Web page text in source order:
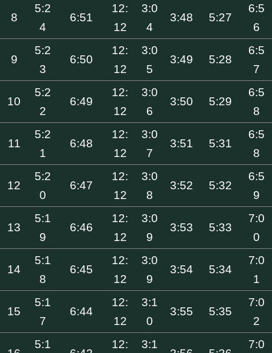
8
5:2
4
6:51
12:
12
3:0
4
3:48 5:27
6:5
6
9
5:2
3
6:50
12:
12
3:0
5
3:49 5:28
6:5
7
10
5:2
2
6:49
12:
12
3:0
6
3:50 5:29
6:5
8
11
5:2
1
6:48
12:
12
3:0
7
3:51 5:31
6:5
8
12
5:2
0
6:47
12:
12
3:0
8
3:52 5:32
6:5
9
13
5:1
9
6:46
12:
12
3:0
9
3:53 5:33
7:0
0
14
5:1
8
6:45
12:
12
3:0
9
3:54 5:34
7:0
1
15
5:1
7
6:44
12:
12
3:1
0
3:55 5:35
7:0
2
5:1 12: 3:1 7:0